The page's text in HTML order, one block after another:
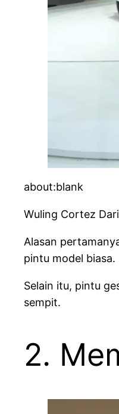
about:blank
Wuling Cortez
Alasan
pintu model biasa.
Selain itu, pintu
sempit.
2.